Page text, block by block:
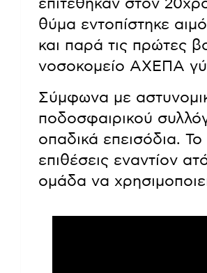
επιτέθηκαν στον
θύμα εντοπίστηκε
και παρά τις πρώτες
νοσοκομείο ΑΧΕΠΑ
Σύμφωνα με
ποδοσφαιρικού
οπαδικά επεισόδια.
επιθέσεις εναντίον
ομάδα να